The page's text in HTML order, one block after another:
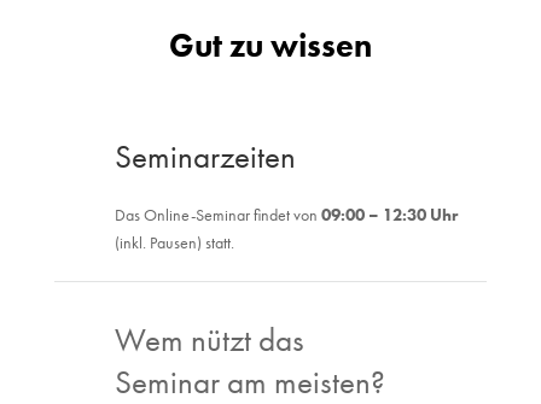
Gut zu wissen
Seminarzeiten
Das Online-Seminar findet von 09:00 – 12:30 Uhr
(inkl. Pausen) statt.
Wem nützt das
Seminar am meisten?